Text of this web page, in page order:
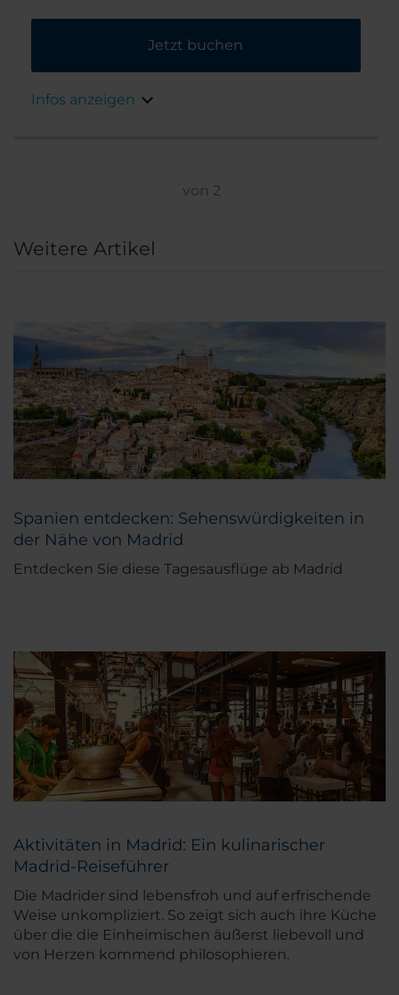
der drei weltberühmten Kunstmuseen. Auch
das in den 1920er Jahren und nach den
erbaute Gebäude selbst ist wunderschön.
Jetzt buchen
Infos anzeigen
von 2
Weitere Artikel
Spanien entdecken: Sehenswürdigkeiten in
der Nähe von Madrid
Entdecken Sie diese Tagesausflüge ab Madrid
Aktivitäten in Madrid: Ein kulinarischer
Madrid-Reiseführer
Die Madrider sind lebensfroh und auf erfrischende
Weise unkompliziert. So zeigt sich auch ihre Küche
über die die Einheimischen äußerst liebevoll und
von Herzen kommend philosophieren.